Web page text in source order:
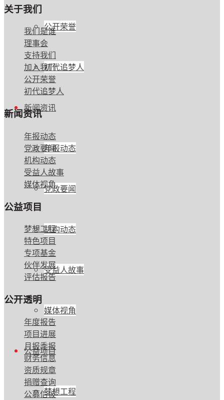
公开荣誉
初代追梦人
新闻资讯
年报动态
党政要闻
机构动态
受益人故事
媒体视角
公益项目
梦想工程
关于我们
我们是谁
理事会
支持我们
加入我们
公开荣誉
初代追梦人
新闻资讯
年报动态
党政要闻
机构动态
受益人故事
媒体视角
公益项目
梦想工程
特色项目
专项基金
伙伴发展
评估报告
公开透明
年度报告
项目进展
月报季报
财务信息
资质规章
捐赠查询
公募信披